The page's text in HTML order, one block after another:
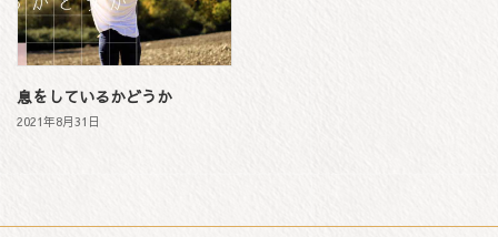
息をしているかどうか
2021年8月31日